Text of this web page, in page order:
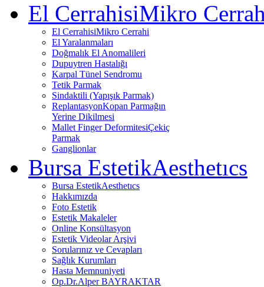
El CerrahisiMikro
El CerrahisiMikro Cerrahi
El Yaralanmaları
Doğmalık El Anomalileri
Dupuytren Hastalığı
Karpal Tünel Sendromu
Tetik Parmak
Sindaktili (Yapışık Parmak)
ReplantasyonKopan Parmağın
Yerine Dikilmesi
Mallet Finger DeformitesiÇekiç
Parmak
Ganglionlar
Bursa EstetikAesthetıcs
Bursa EstetikAesthetıcs
Hakkımızda
Foto Estetik
Estetik Makaleler
Online Konsültasyon
Estetik Videolar Arşivi
Sorularınız ve Cevapları
Sağlık Kurumları
Hasta Memnuniyeti
Op.Dr.Alper BAYRAKTAR